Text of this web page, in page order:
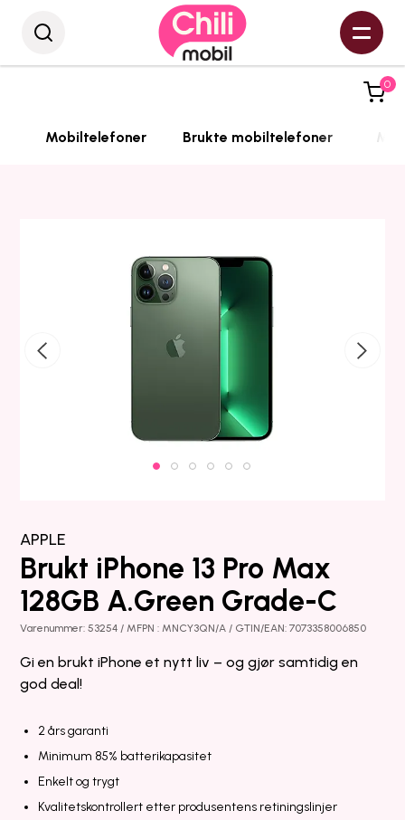
0
Mobiltelefoner Brukte mobiltelefoner
APPLE
Brukt iPhone 13 Pro Max
128GB A.Green Grade-C
Varenummer: 53254 / MFPN : MNCY3QN/A / GTIN/EAN: 7073358006850
Gi en brukt iPhone et nytt liv – og gjør samtidig en
god deal!
2 års garanti
Minimum 85% batterikapasitet
Enkelt og trygt
Kvalitetskontrollert etter produsentens retiningslinjer